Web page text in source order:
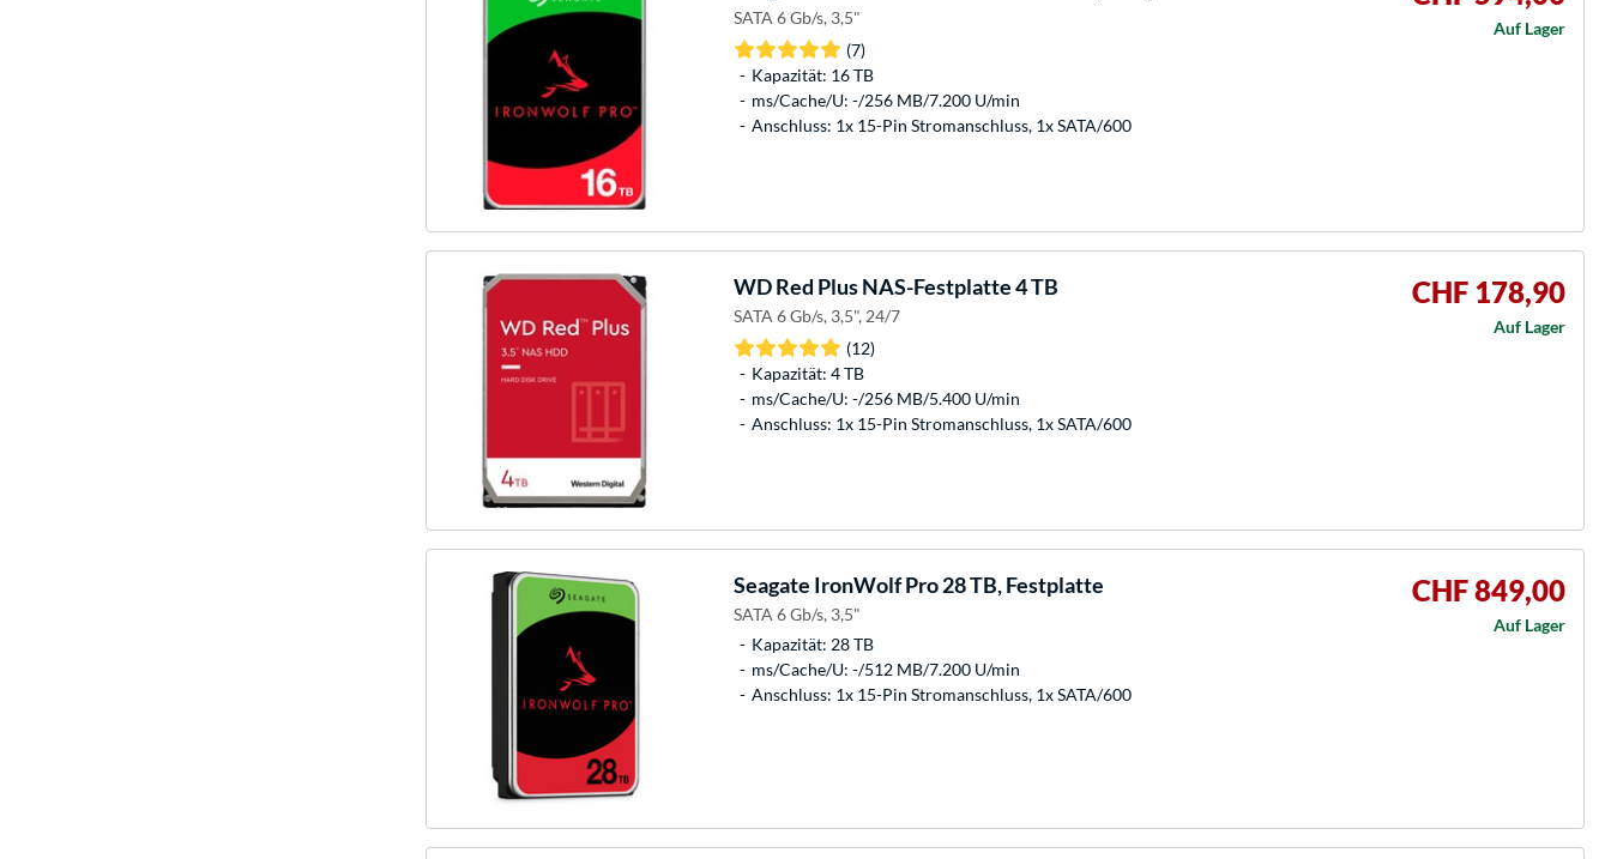
SATA 6 Gb/s, 3,5"
(7)
Kapazität: 16 TB
ms/Cache/U: -/256 MB/7.200 U/min
Anschluss: 1x 15-Pin Stromanschluss, 1x SATA/600
Auf Lager
WDRed Plus NAS-Festplatte 4 TB
SATA 6 Gb/s, 3,5", 24/7
(12)
Kapazität: 4 TB
ms/Cache/U: -/256 MB/5.400 U/min
Anschluss: 1x 15-Pin Stromanschluss, 1x SATA/600
CHF 178,90
Auf Lager
Seagate IronWolf Pro 28 TB, Festplatte
SATA 6 Gb/s, 3,5"
Kapazität: 28 TB
ms/Cache/U: -/512 MB/7.200 U/min
Anschluss: 1x 15-Pin Stromanschluss, 1x SATA/600
CHF 849,00
Auf Lager